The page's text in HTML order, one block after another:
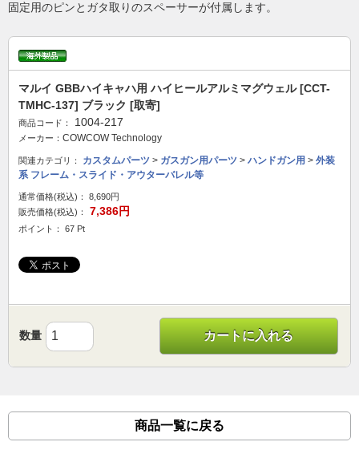
固定用のピンとガタ取りのスペーサーが付属します。
マルイ GBBハイキャハ用 ハイヒールアルミマグウェル [CCT-
TMHC-137] ブラック [取寄]
商品コード： 1004-217
メーカー： COWCOW Technology
関連カテゴリ： カスタムパーツ > ガスガン用パーツ > ハンドガン用 > 外装
系 フレーム・スライド・アウターバレル等
通常価格(税込)：
8,690円
販売価格(税込)：
7,386円
ポイント： 67 Pt
数量 カートに入れる
商品一覧に戻る